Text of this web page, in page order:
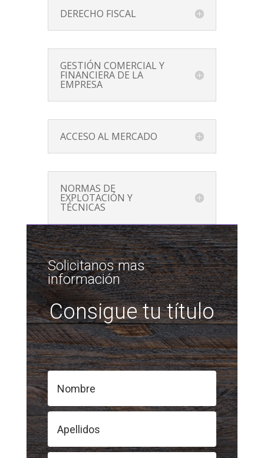
DERECHO FISCAL
GESTIÓN COMERCIAL Y
FINANCIERA DE LA
EMPRESA
ACCESO AL MERCADO
NORMAS DE
EXPLOTACIÓN Y
TÉCNICAS
Solicitanos mas
información
Consigue tu título